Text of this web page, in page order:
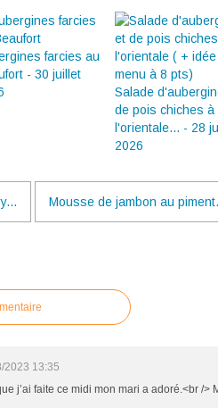
farcies au
- 30 juillet
Salade
de pois chiches à
l'orientale... - 28
2026
Mousse de jambon au
2023 13:35
j’ai faite ce midi mon mari a adoré.<br />